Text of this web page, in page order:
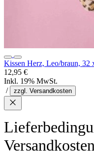
Kissen Herz, Leo/braun, 32
12,95 €
Inkl. 19% MwSt.
/
zzgl. Versandkosten